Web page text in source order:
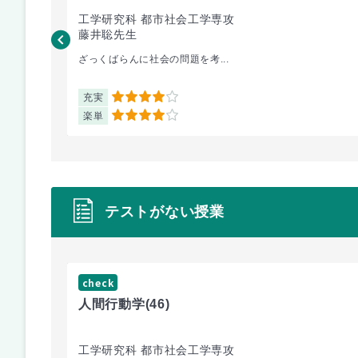
工学研究科 都市社会工学専攻
藤井聡先生
ざっくばらんに社会の問題を考...
充実 4
楽単 4
テストがない授業
check
人間行動学(46)
工学研究科 都市社会工学専攻